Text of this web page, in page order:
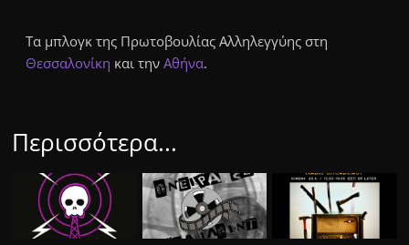
Τα μπλογκ της Πρωτοβουλίας Αλληλεγγύης στη
Θεσσαλονίκη και τηνΑθήνα.
Περισσότερα...